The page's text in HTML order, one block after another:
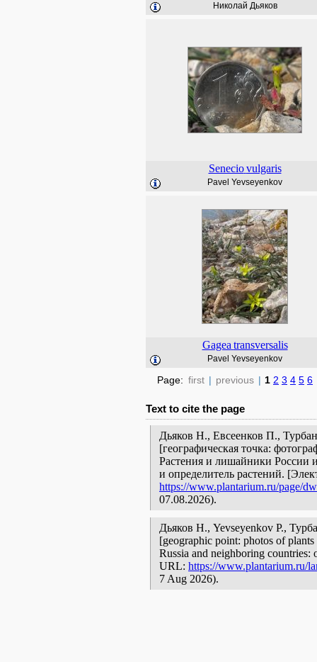
Николай Дьяков
Senecio vulgaris
Pavel Yevseyenkov
Gagea transversalis
Pavel Yevseyenkov
Page: first | previous | 1 2 3 4 5 6
Text to cite the page
Дьяков Н., Евсеенков П.,
[географическая точка:
Растения и лишайники России
и определитель растений.
https://www.plantarium.ru/page/
07.08.2026).
Дьяков Н., Yevseyenkov P.,
[geographic point: photos of
Russia and neighboring
URL: https://www.plantarium.ru/
7 Aug 2026).